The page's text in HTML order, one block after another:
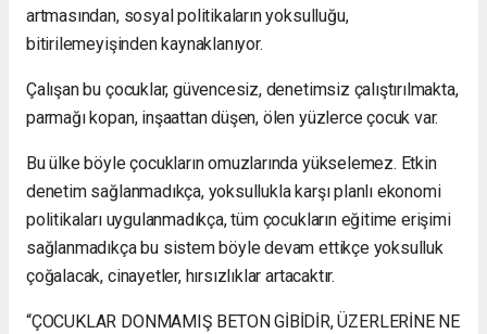
artmasından, sosyal politikaların yoksulluğu,
bitirilemeyişinden kaynaklanıyor.
Çalışan bu çocuklar, güvencesiz, denetimsiz çalıştırılmakta,
parmağı kopan, inşaattan düşen, ölen yüzlerce çocuk var.
Bu ülke böyle çocukların omuzlarında yükselemez. Etkin
denetim sağlanmadıkça, yoksullukla karşı planlı ekonomi
politikaları uygulanmadıkça, tüm çocukların eğitime erişimi
sağlanmadıkça bu sistem böyle devam ettikçe yoksulluk
çoğalacak, cinayetler, hırsızlıklar artacaktır.
“ÇOCUKLAR DONMAMIŞ BETON GİBİDİR, ÜZERLERİNE NE